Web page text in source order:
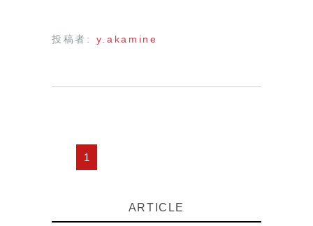
投稿者: y.akamine
1
ARTICLE